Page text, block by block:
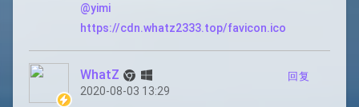
@yimi
https://cdn.whatz2333.top/favicon.ico
WhatZ
2020-08-03 13:29
回复